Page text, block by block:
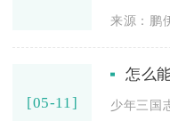
来源：鹏
[05-11]
怎么